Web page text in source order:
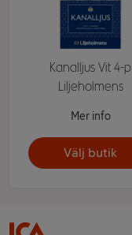
Kanalljus Vit 4-p
Liljeholmens
Mer info
Välj butik